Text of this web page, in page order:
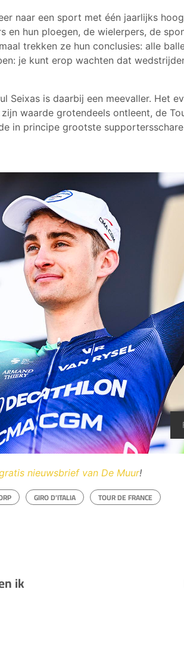
naar een sport met één jaarlijks
en hun ploegen, de wielerpers, de
trekken ze hun conclusies: alle
je kunt erop wachten dat
Seixas is daarbij een meevaller. Het
waarde grotendeels ontleent, de
in principe grootste
nieuwsbrief van De Muur!
GIRO D’ITALIA TOUR DE FRANCE
ik